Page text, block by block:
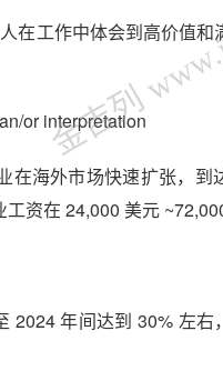
在工作中体会到高价值
or interpretation
在海外市场快速扩张，
资在 24,000 美元
2024 年间达到 30% 左
金吉列